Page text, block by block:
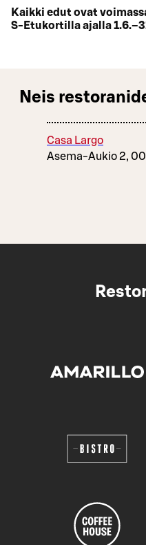
Kaikki edut ovat
S-Etukortilla ajalla
Neis
Casa Largo
Asema-Aukio 2,